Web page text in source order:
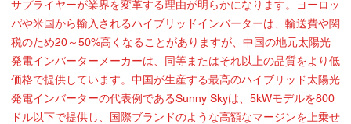
サプライヤーが業界を変革する理由が明らかになります。ヨーロッ
パや米国から輸入されるハイブリッドインバーターは、輸送費や関
税のため20～50%高くなることがありますが、中国の地元太陽光
発電インバーターメーカーは、同等またはそれ以上の品質をより低
価格で提供しています。中国が生産する最高のハイブリッド太陽光
発電インバーターの代表例であるSunny Skyは、5kWモデルを800
ドル以下で提供し、国際ブランドのような高額なマージンを上乗せ